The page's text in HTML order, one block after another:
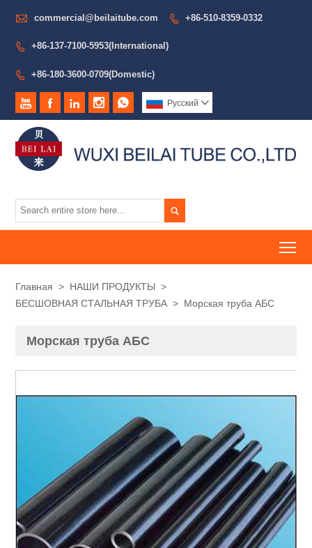
 commercial@beilaitube.com  +86-510-8359-0332
 +86-137-7100-5953(International)
 +86-180-3600-0709(Domestic)
     Pусский 

Главная > НАШИ ПРОДУКТЫ >
БЕСШОВНАЯ СТАЛЬНАЯ ТРУБА > Морская труба АБС
Морская труба АБС